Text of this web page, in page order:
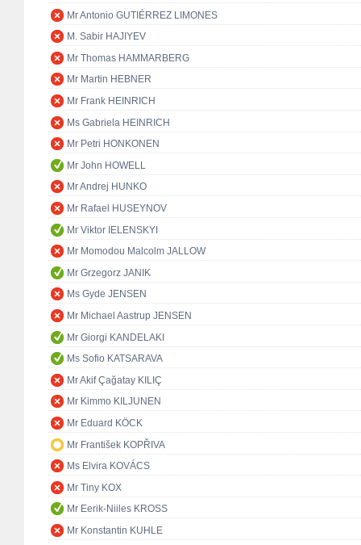
Mr Antonio GUTIÉRREZ LIMONES
M. Sabir HAJIYEV
Mr Thomas HAMMARBERG
Mr Martin HEBNER
Mr Frank HEINRICH
Ms Gabriela HEINRICH
Mr Petri HONKONEN
Mr John HOWELL
Mr Andrej HUNKO
Mr Rafael HUSEYNOV
Mr Viktor IELENSKYI
Mr Momodou Malcolm JALLOW
Mr Grzegorz JANIK
Ms Gyde JENSEN
Mr Michael Aastrup JENSEN
Mr Giorgi KANDELAKI
Ms Sofio KATSARAVA
Mr Akif Çağatay KILIÇ
Mr Kimmo KILJUNEN
Mr Eduard KÖCK
Mr František KOPŘIVA
Ms Elvira KOVÁCS
Mr Tiny KOX
Mr Eerik-Niiles KROSS
Mr Konstantin KUHLE